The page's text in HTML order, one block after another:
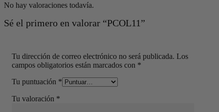
No hay valoraciones todavía.
Sé el primero en valorar “PCOL11”
Tu dirección de correo electrónico no será publicada. Los
campos obligatorios están marcados con *
Tu puntuación *
Tu valoración *